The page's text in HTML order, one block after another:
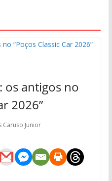
os antigos no
2026”
Caruso Junior